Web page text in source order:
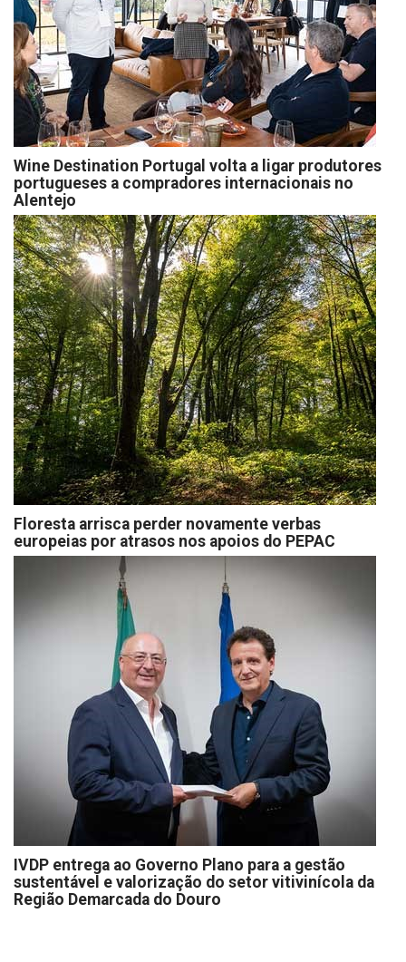
Wine Destination Portugal volta a ligar produtores
portugueses a compradores internacionais no
Alentejo
Floresta arrisca perder novamente verbas
europeias por atrasos nos apoios do PEPAC
IVDP entrega ao Governo Plano para a gestão
sustentável e valorização do setor vitivinícola da
Região Demarcada do Douro